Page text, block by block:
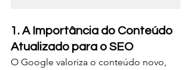
1. A Importância do Conteúdo
Atualizado para o SEO
O Google valoriza o conteúdo novo,